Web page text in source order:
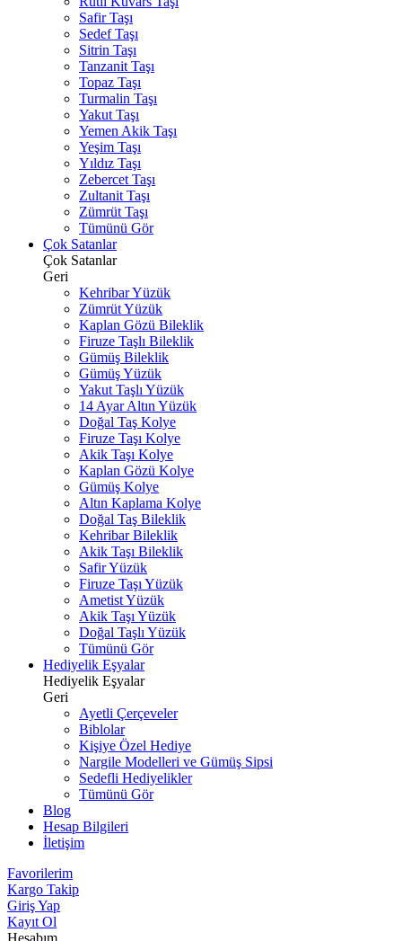
Safir Taşı
Sedef Taşı
Sitrin Taşı
Tanzanit Taşı
Topaz Taşı
Turmalin Taşı
Yakut Taşı
Yemen Akik Taşı
Yeşim Taşı
Yıldız Taşı
Zebercet Taşı
Zultanit Taşı
Zümrüt Taşı
Tümünü Gör
Çok Satanlar
Çok Satanlar
Geri
Kehribar Yüzük
Zümrüt Yüzük
Kaplan Gözü Bileklik
Firuze Taşlı Bileklik
Gümüş Bileklik
Gümüş Yüzük
Yakut Taşlı Yüzük
14 Ayar Altın Yüzük
Doğal Taş Kolye
Firuze Taşı Kolye
Akik Taşı Kolye
Kaplan Gözü Kolye
Gümüş Kolye
Altın Kaplama Kolye
Doğal Taş Bileklik
Kehribar Bileklik
Akik Taşı Bileklik
Safir Yüzük
Firuze Taşı Yüzük
Ametist Yüzük
Akik Taşı Yüzük
Doğal Taşlı Yüzük
Tümünü Gör
Hediyelik Eşyalar
Hediyelik Eşyalar
Geri
Ayetli Çerçeveler
Biblolar
Kişiye Özel Hediye
Nargile Modelleri ve Gümüş Sipsi
Sedefli Hediyelikler
Tümünü Gör
Blog
Hesap Bilgileri
İletişim
Favorilerim
Kargo Takip
Giriş Yap
Kayıt Ol
Hesabım